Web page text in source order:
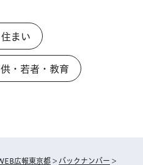
まい
供・若者・教育
広報東京都 > バックナンバー >